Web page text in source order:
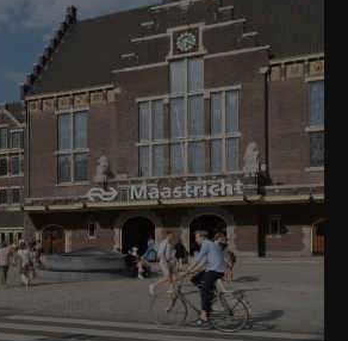
LEES MEER OVER
MONUGLAS